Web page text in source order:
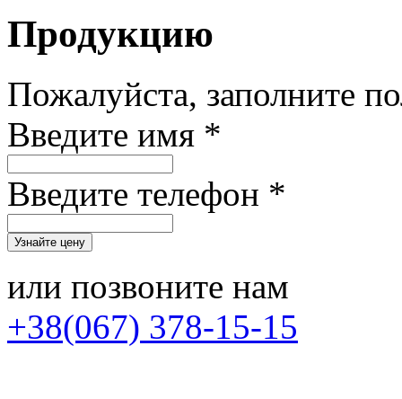
Продукцию
Пожалуйста, заполните
Введите имя *
Введите телефон *
или позвоните нам
+38(067) 378-15-15